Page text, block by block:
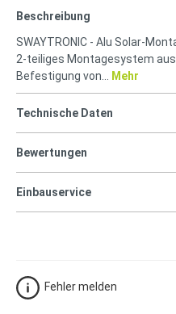
Beschreibung
SWAYTRONIC - Alu Solar-
2-teiliges Montagesystem
Befestigung von…
Mehr
Technische Daten
Bewertungen
Einbauservice
Fehler melden